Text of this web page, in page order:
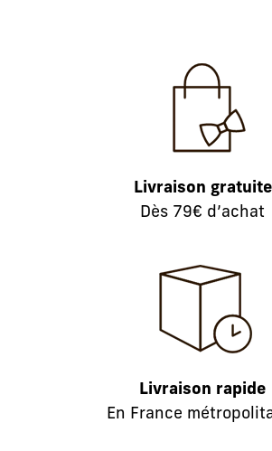
Livraison gratuite
Dès 79€ d’achat
Livraison rapide
En France